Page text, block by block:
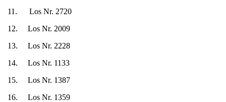
11. Los Nr. 2720
12. Los Nr. 2009
13. Los Nr. 2228
14. Los Nr. 1133
15. Los Nr. 1387
16. Los Nr. 1359